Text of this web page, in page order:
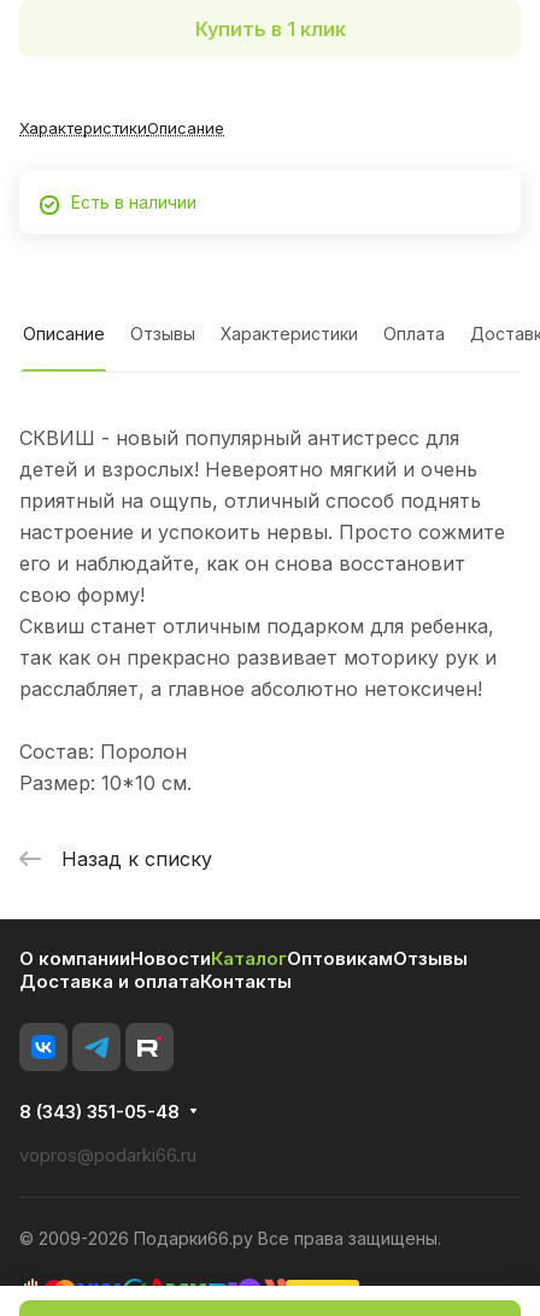
Купить в 1 клик
ХарактеристикиОписание
Есть в наличии
Описание Отзывы Характеристики Оплата
СКВИШ - новый популярный антистресс для
детей и взрослых! Невероятно мягкий и очень
приятный на ощупь, отличный способ поднять
настроение и успокоить нервы. Просто сожмите
его и наблюдайте, как он снова восстановит
свою форму!
Сквиш станет отличным подарком для ребенка,
так как он прекрасно развивает моторику рук и
расслабляет, а главное абсолютно нетоксичен!
Состав: Поролон
Размер: 10*10 см.
Назад к списку
О компанииНовостиКаталогОптовикамОтзывы
Доставка и оплатаКонтакты
8 (343) 351-05-48
vopros@podarki66.ru
© 2009-2026 Подарки66.ру Все права защищены.